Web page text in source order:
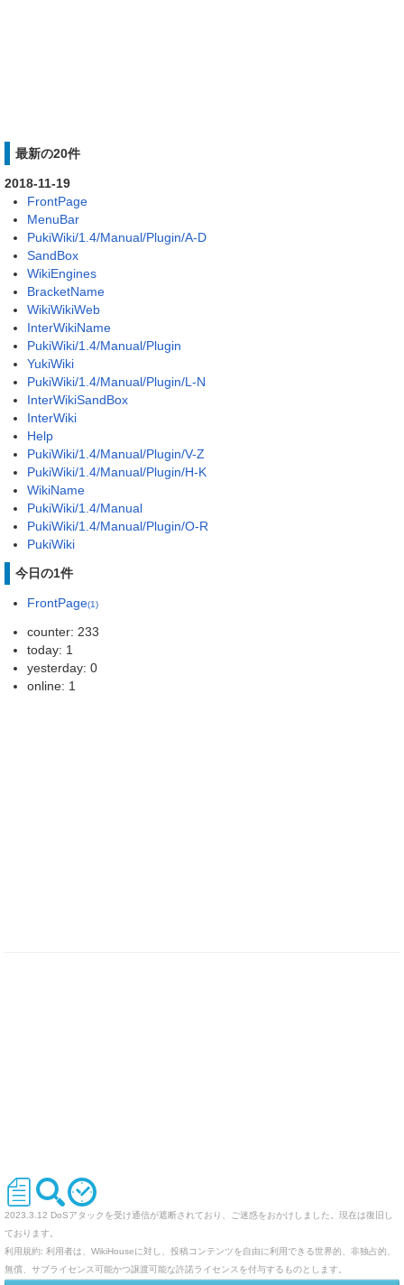
最新の20件
2018-11-19
FrontPage
MenuBar
PukiWiki/1.4/Manual/Plugin/A-D
SandBox
WikiEngines
BracketName
WikiWikiWeb
InterWikiName
PukiWiki/1.4/Manual/Plugin
YukiWiki
PukiWiki/1.4/Manual/Plugin/L-N
InterWikiSandBox
InterWiki
Help
PukiWiki/1.4/Manual/Plugin/V-Z
PukiWiki/1.4/Manual/Plugin/H-K
WikiName
PukiWiki/1.4/Manual
PukiWiki/1.4/Manual/Plugin/O-R
PukiWiki
今日の1件
FrontPage(1)
counter: 233
today: 1
yesterday: 0
online: 1
2023.3.12 DoSアタックを受け通信が遮断されており、ご迷惑をおかけしました。現在は復旧し
ております。
利用規約: 利用者は、WikiHouseに対し、投稿コンテンツを自由に利用できる世界的、非独占的、
無償、サブライセンス可能かつ譲渡可能な許諾ライセンスを付与するものとします。